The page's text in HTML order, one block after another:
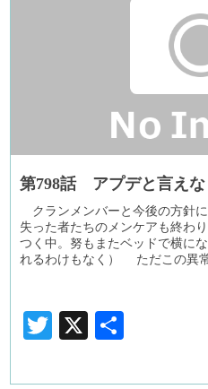
第798話 アプデと言えな
クランメンバーと今後の方針
失った者たちのメンケアも終わ
つく中。努もまたベッドで横に
れるわけもなく） ただこの異
Twitter
X